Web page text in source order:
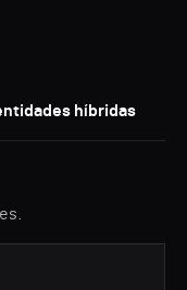
híbridas